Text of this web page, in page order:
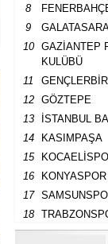
8
9
10
GAZİANTEP
KULÜBÜ
11
12
GÖZTEPE
13
İSTANBUL
14
KASIMPAŞA
15
16
KONYASPOR
17
18